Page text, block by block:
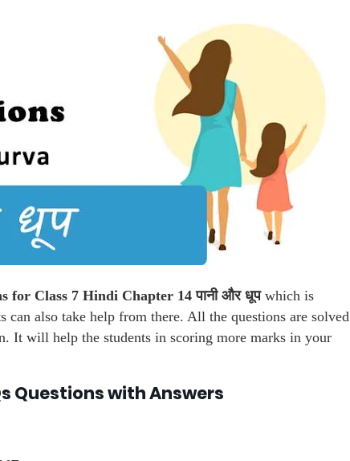
for Class 7 Hindi Chapter 14 पानी और धूप which is
can also take help from there. All the questions are solved
It will help the students in scoring more marks in your
Questions with Answers